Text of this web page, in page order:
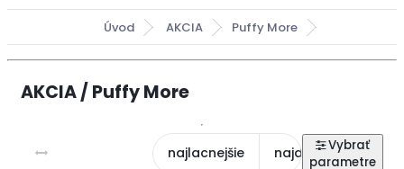
Úvod AKCIA Puffy More
AKCIA / Puffy More
najlacnejšie najdrahšie